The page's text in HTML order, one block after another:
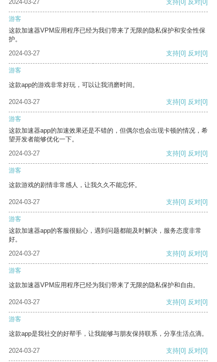
2024-03-27
支持[0] 反对[0]
游客
这款加速器VPM应用程序已经为我们带来了无限的隐私保护和安全性保
护。
2024-03-27
支持[0] 反对[0]
游客
这款app的游戏非常好玩，可以让我消磨时间。
2024-03-27 支持[0] 反对[0]
游客
这款加速器app的加速效果还是不错的，但偶尔也会出现卡顿的情况，希
望开发者能够优化一下。
2024-03-27
支持[0] 反对[0]
游客
这款游戏的剧情非常感人，让我久久不能忘怀。
2024-03-27 支持[0] 反对[0]
游客
这款加速器app的客服很贴心，遇到问题都能及时解决，服务态度非常
好。
2024-03-27
支持[0] 反对[0]
游客
这款加速器VPM应用程序已经为我们带来了无限的隐私保护和自由。
2024-03-27 支持[0] 反对[0]
游客
这款app是我社交的好帮手，让我能够与朋友保持联系，分享生活点滴。
2024-03-27 支持[0] 反对[0]